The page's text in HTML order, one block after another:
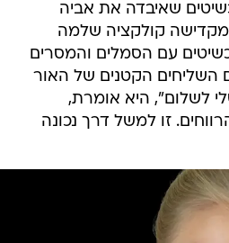
שאיבדה את אביה
קולקציה שלמה
עם הסמלים והמסרים
השליחים הקטנים של האור
לשלום", היא אומרת,
להם 50% מהרווחים. זו למשל דרך נכונה